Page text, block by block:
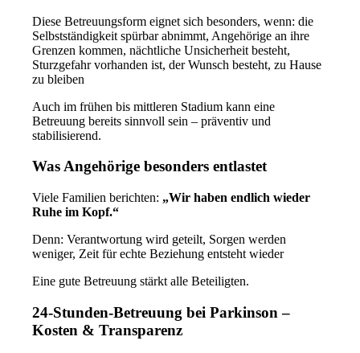
Diese Betreuungsform eignet sich besonders, wenn:die
Selbstständigkeit spürbar abnimmt, Angehörige an ihre
Grenzen kommen,nächtliche Unsicherheit besteht,
Sturzgefahr vorhanden ist,der Wunsch besteht, zu Hause
zu bleiben
Auch imfrühen bis mittleren Stadium kann eine
Betreuung bereits sinnvoll sein – präventiv und
stabilisierend.
Was Angehörige besonders entlastet
Viele Familien berichten: „Wir haben endlich wieder
Ruhe im Kopf.“
Denn:Verantwortung wird geteilt, Sorgen werden
weniger, Zeit für echte Beziehung entsteht wieder
Eine gute Betreuung stärktalle Beteiligten.
24-Stunden-Betreuung bei Parkinson –
Kosten & Transparenz